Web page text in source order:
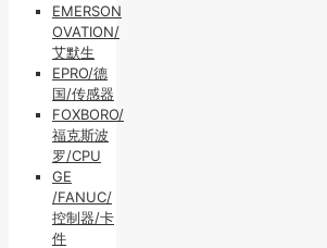
EMERSON
OVATION/
艾默生
EPRO/德
国/传感器
FOXBORO/
福克斯波
罗/CPU
GE
/FANUC/
控制器/卡
件